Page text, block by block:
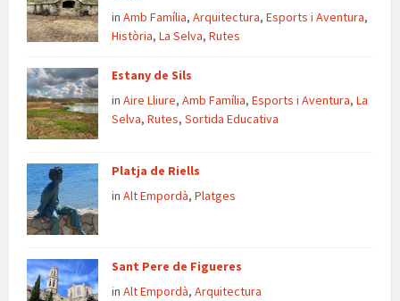
in Amb Família, Arquitectura, Esports i Aventura,
Història, La Selva, Rutes
Estany de Sils
in Aire Lliure, Amb Família, Esports i Aventura, La
Selva, Rutes, Sortida Educativa
Platja de Riells
in Alt Empordà, Platges
Sant Pere de Figueres
in Alt Empordà, Arquitectura